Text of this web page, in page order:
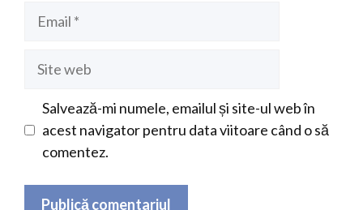
Salvează-mi numele, emailul și site-ul web în
acest navigator pentru data viitoare când o să
comentez.